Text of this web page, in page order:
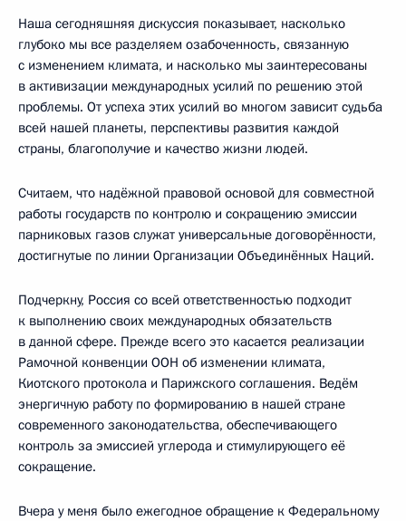
Наша сегодняшняя дискуссия показывает, насколько
глубоко мы все разделяем озабоченность, связанную
с изменением климата, и насколько мы заинтересованы
в активизации международных усилий по решению этой
проблемы. От успеха этих усилий во многом зависит судьба
всей нашей планеты, перспективы развития каждой
страны, благополучие и качество жизни людей.
Считаем, что надёжной правовой основой для совместной
работы государств по контролю и сокращению эмиссии
парниковых газов служат универсальные договорённости,
достигнутые по линии Организации Объединённых Наций.
Подчеркну, Россия со всей ответственностью подходит
к выполнению своих международных обязательств
в данной сфере. Прежде всего это касается реализации
Рамочной конвенции ООН об изменении климата,
Киотского протокола и Парижского соглашения. Ведём
энергичную работу по формированию в нашей стране
современного законодательства, обеспечивающего
контроль за эмиссией углерода и стимулирующего её
сокращение.
Вчера у меня было ежегодное обращение к Федеральному